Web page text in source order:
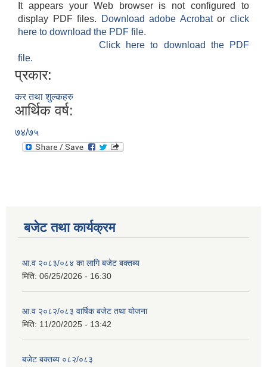
It appears your Web browser is not configured to
display PDF files.
Download adobe Acrobatorclick
here to download the PDF file.
Click here to download the PDF
file.
प्रकार:
कर तथा शुल्कहरु
आर्थिक वर्ष:
७४/७५
बजेट तथा कार्यक्रम
आ.व २०८३/०८४ का लागि बजेट बक्तब्य
मिति: 06/25/2026 - 16:30
आ.व २०८२/०८३ वार्षिक बजेट तथा योजना
मिति: 11/20/2025 - 13:42
बजेट बक्तब्य ०८२/०८३